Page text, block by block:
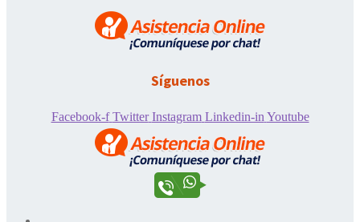
Síguenos
Facebook-f Twitter Instagram Linkedin-in Youtube